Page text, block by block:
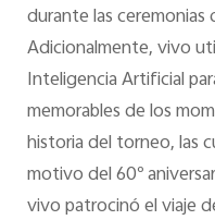
durante las ceremonias
Adicionalmente, vivo
Inteligencia Artificial
memorables de los
historia del torneo, las
motivo del 60º
vivo patrocinó el viaje